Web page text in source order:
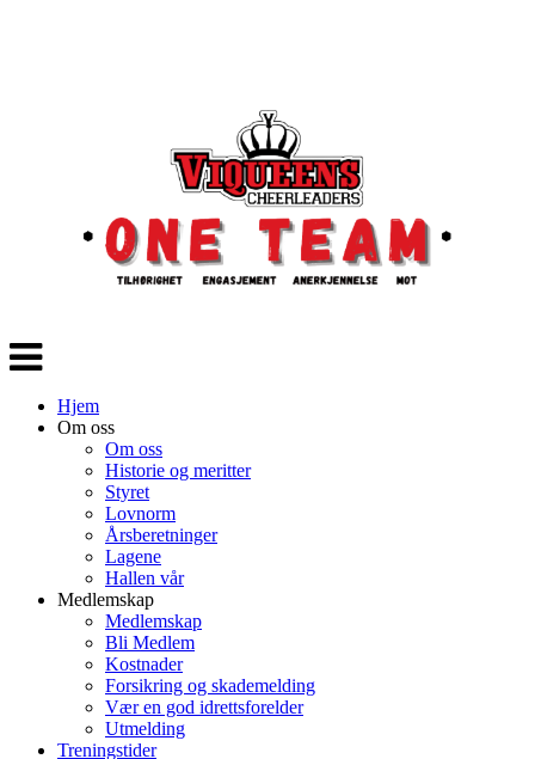
Veksle
navigasjon
Hjem
Om oss
Om oss
Historie og meritter
Styret
Lovnorm
Årsberetninger
Lagene
Hallen vår
Medlemskap
Medlemskap
Bli Medlem
Kostnader
Forsikring og skademelding
Vær en god idrettsforelder
Utmelding
Treningstider